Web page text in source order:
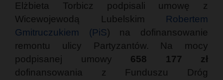
Elżbieta Torbicz podpisali umowę z
Wicewojewodą Lubelskim Robertem
Gmitruczukiem (PiS) na dofinansowanie
remontu ulicy Partyzantów. Na mocy
podpisanej umowy 658 177 zł
dofinansowania z Funduszu Dróg